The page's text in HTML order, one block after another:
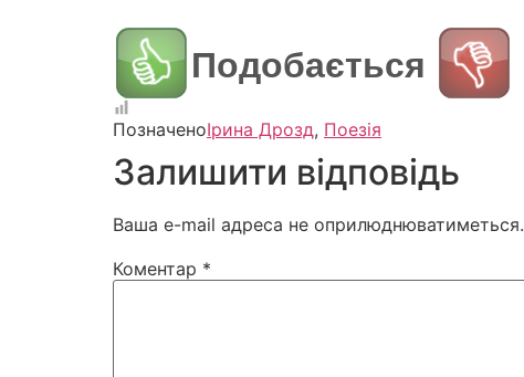
Подобається
ПозначеноІрина Дрозд, Поезія
Залишити відповідь
Ваша e-mail адреса не оприлюднюватиметься.
Коментар *